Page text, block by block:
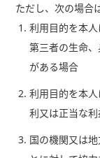
ただし、次の場合
利用目的を本
第三者の生命
がある場合
利用目的を本
利又は正当な
国の機関又は